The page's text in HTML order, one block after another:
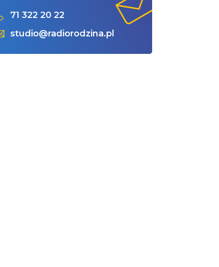
71 322 20 22
studio@radiorodzina.pl